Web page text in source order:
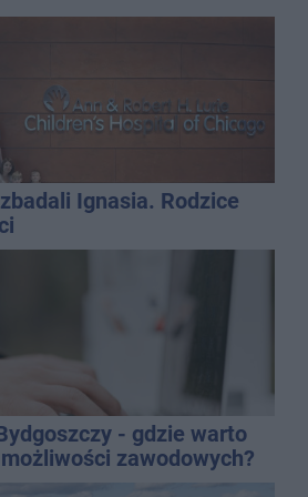
Ignasia. Rodzice
- gdzie warto
zawodowych?